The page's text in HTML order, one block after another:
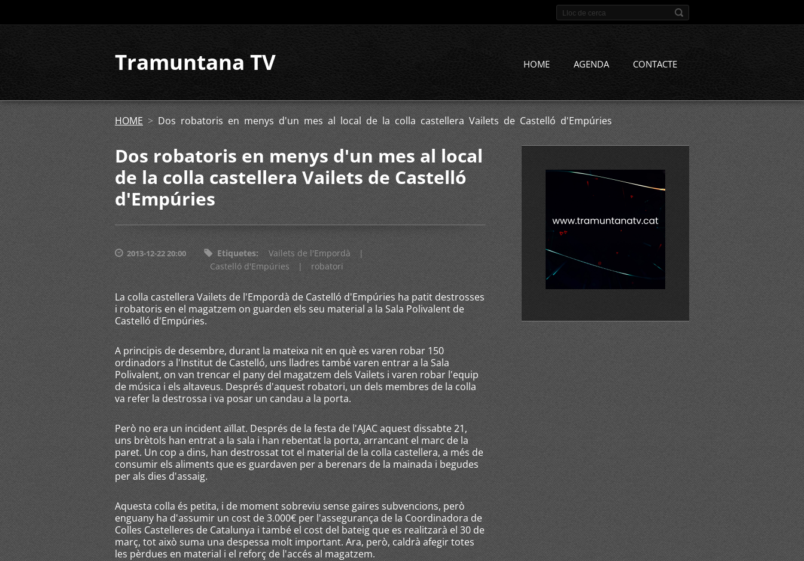
Tramuntana TV HOME AGENDA CONTACTE
HOME > Dos robatoris en menys d'un mes al local de la colla castellera Vailets de Castelló d'Empúries
Dos robatoris en menys d'un mes al local
de la colla castellera Vailets de Castelló
d'Empúries
2013-12-22 20:00 Etiquetes: Vailets de l'Empordà
|
Castelló d'Empúries
| robatori
La colla castellera Vailets de l'Empordà de Castelló d'Empúries ha patit destrosses
i robatoris en el magatzem on guarden els seu material a la Sala Polivalent de
Castelló d'Empúries.
A principis de desembre, durant la mateixa nit en què es varen robar 150
ordinadors a l'Institut de Castelló, uns lladres també varen entrar a la Sala
Polivalent, on van trencar el pany del magatzem dels Vailets i varen robar l'equip
de música i els altaveus. Després d'aquest robatori, un dels membres de la colla
va refer la destrossa i va posar un candau a la porta.
Però no era un incident aïllat. Després de la festa de l'AJAC aquest dissabte 21,
uns brètols han entrat a la sala i han rebentat la porta, arrancant el marc de la
paret. Un cop a dins, han destrossat tot el material de la colla castellera, a més de
consumir els aliments que es guardaven per a berenars de la mainada i begudes
per als dies d'assaig.
Aquesta colla és petita, i de moment sobreviu sense gaires subvencions, però
enguany ha d'assumir un cost de 3.000€ per l'assegurança de la Coordinadora de
Colles Castelleres de Catalunya i també el cost del bateig que es realitzarà el 30 de
març, tot això suma una despessa molt important. Ara, però, caldrà afegir totes
les pèrdues en material i el reforç de l'accés al magatzem.